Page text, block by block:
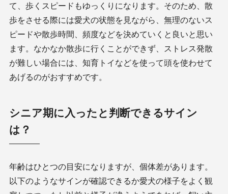
て、歩くスピードもゆっくりになります。そのため、散
歩をさせる際には愛犬の状態を見ながら、無理のないス
ピードや散歩時間、頻度などを決めていくと良いと思い
ます。なかなか散歩に行くことができず、ストレス発散
が難しい場合には、知育トイなどを使って頭を使わせて
あげるのがおすすめです。
シニア期に入ったと判断できるサイン
は？
年齢はひとつの目安になりますが、個体差があります。
以下のようなサインが確認できるか愛犬の様子をよく観